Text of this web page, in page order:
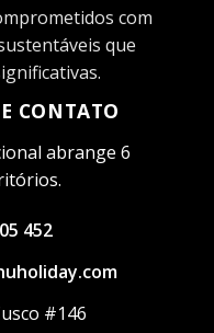
com
​​que
CONTATO
abrange 6
452
#146